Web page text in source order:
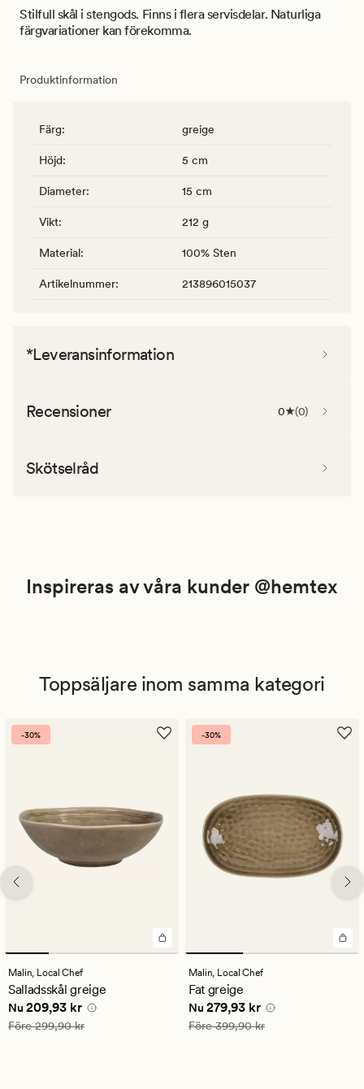
Stilfull skål i stengods. Finns i flera servisdelar. Naturliga
färgvariationer kan förekomma.
Produktinformation
Färg: greige
Höjd: 5 cm
Diameter: 15 cm
Vikt: 212 g
Material: 100% Sten
Artikelnummer: 213896015037
*Leveransinformation
Recensioner 0 (0)
Skötselråd
Inspireras av våra kunder @hemtex
Toppsäljare inom samma kategori
-30%
Malin, Local Chef
Salladsskål greige
Nuvarande pris
Nu 209,93 kr
Ordinarie pris 299,90 kr
Före299,90 kr
-30%
Malin, Local Chef
Fat greige
Nuvarande pris
Nu 279,93 kr
Ordinarie pris 399,90 kr
Före399,90 kr